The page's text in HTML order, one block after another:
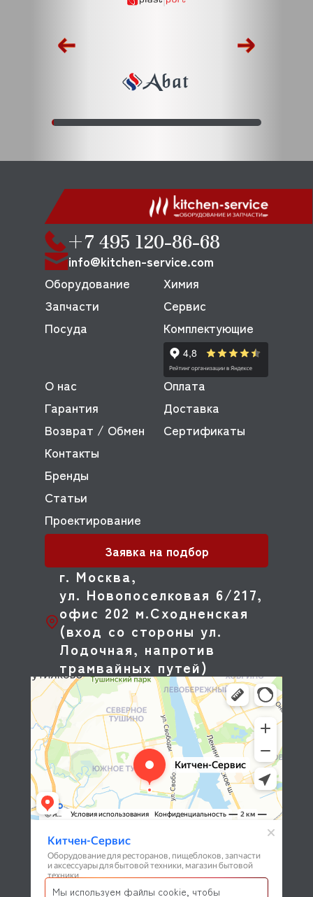
+7 495 120-86-68
info@kitchen-service.com
г. Москва,
ул. Новопоселковая 6/217,
офис 202 м.Сходненская
(вход со стороны ул.
Лодочная, напротив
трамвайных путей)
Оборудование
Запчасти
Посуда
Химия
Сервис
Комплектующие
О нас
Оплата
Гарантия
Доставка
Возврат / Обмен
Сертификаты
Контакты
Бренды
Статьи
Проектирование
Заявка на подбор
Мы используем файлы cookie, чтобы